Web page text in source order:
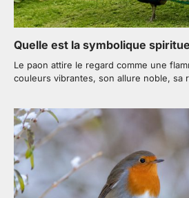
Quelle est la symbolique
Le paon attire le regard comme une
couleurs vibrantes, son allure noble, sa